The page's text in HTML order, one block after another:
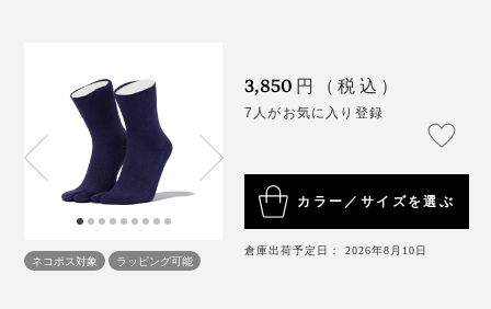
派手さはないけれど、一度履くと違いがわかる『WASI
WASI』。ON/OFF問わず、取り入れてください。
写真左「幾何学柄／グレー」、右「無地染／プレミアムネイビー」（本品）
和紙78％という高混率を実現するため、和紙糸と補強用
の糸を引き揃えて一本の糸にする工程から職人の手作
「和紙の天然由来の機能は、肌への密着度が高いほうが
効果を発揮されやすいんです。だから靴下の中で足が動
かないよう、あえて伸びにくく作っています。足と靴下
の“遊び”をなくすことで、疲れも軽減できますからね。
展示会では、大手メーカーの方から『よくこんなに硬く
ネコポス対象 ラッピング可能
3,850 円（税込）
7人がお気に入り登録
カラー／サイズを選ぶ
倉庫出荷予定日： 2026年8月10日